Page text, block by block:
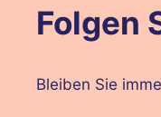
Folgen
Bleiben Sie